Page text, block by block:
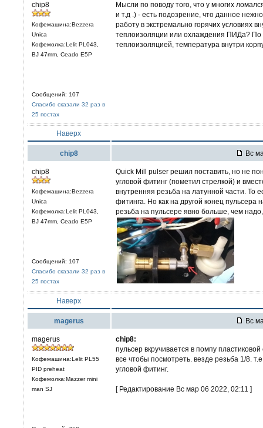
chip8
Кофемашина:Bezzera
Unica
Кофемолка:Lelit PL043,
BJ 47mm, Ceado E5P
Сообщений: 107
Спасибо сказали 32 раз в
25 постах
Мысли по поводу того, что у многих
и т.д .) - есть подозрение, что данное
работу в экстремально горячих условиях
теплоизоляции или охлаждения ПИДа? По
теплоизоляцией, температура внутри
Наверх
chip8 Вс
chip8
Кофемашина:Bezzera
Unica
Кофемолка:Lelit PL043,
BJ 47mm, Ceado E5P
Сообщений: 107
Спасибо сказали 32 раз в
25 постах
Quick Mill pulser решил поставить, но не
угловой фитинг (пометил стрелкой) и
внутренняя резьба на латунной части. То
фитинга. Но как на другой конец пульсера
резьба на пульсере явно больше, чем
Наверх
magerus Вс
magerus
Кофемашина:Lelit PL55
PID preheat
Кофемолка:Mazzer mini
man SJ
chip8:
пульсер вкручивается в помпу
все чтобы посмотреть. везде резьба 1/8.
угловой фитинг.
[ Редактирование Вс мар 06 2022, 02:11 ]